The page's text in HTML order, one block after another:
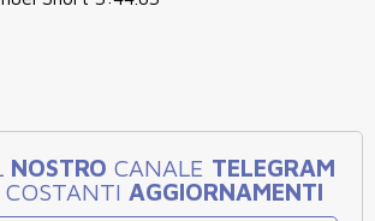
NOSTRO CANALE TELEGRAM
COSTANTI AGGIORNAMENTI